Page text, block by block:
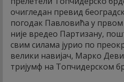
очигледан превид
погодак Павловића у
није вредео Партизану,
свим силама јурио по
велики навијач, Марко
тријумф на Топчидерском